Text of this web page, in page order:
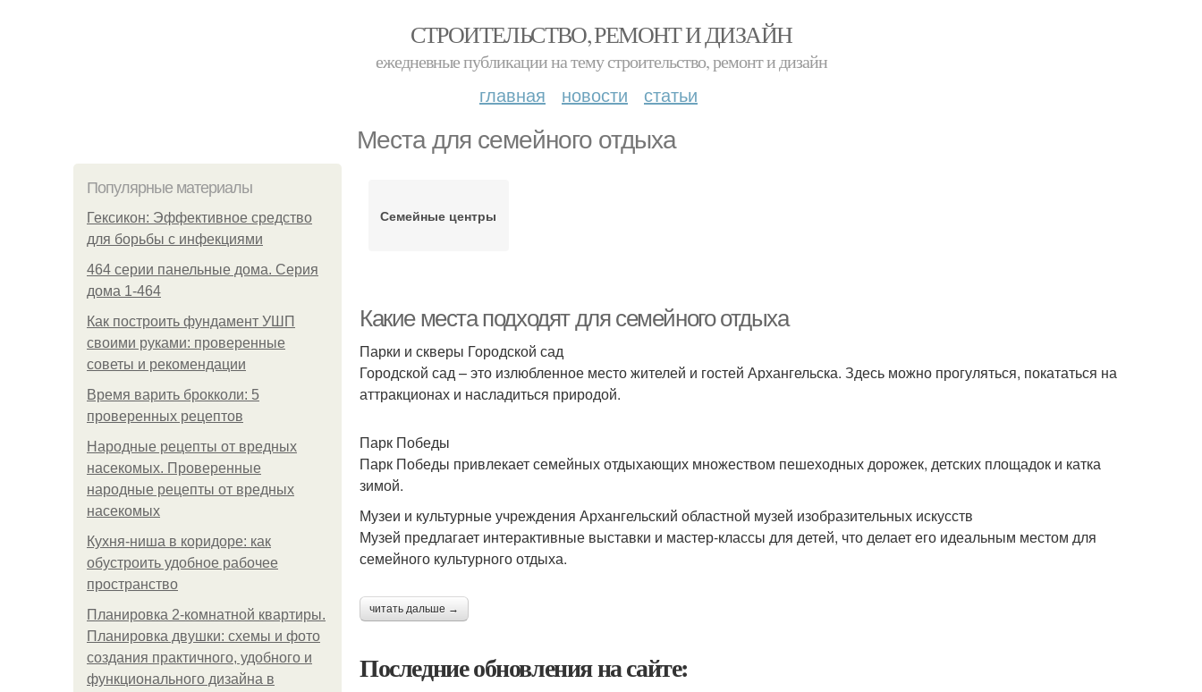
СТРОИТЕЛЬСТВО, РЕМОНТ И ДИЗАЙН
ежедневные публикации на тему строительство, ремонт и дизайн
главная новости статьи
Места для семейного отдыха
Популярные материалы
Гексикон: Эффективное средство
для борьбы с инфекциями
464 серии панельные дома. Серия
дома 1-464
Как построить фундамент УШП
своими руками: проверенные
советы и рекомендации
Время варить брокколи: 5
проверенных рецептов
Народные рецепты от вредных
насекомых. Проверенные
народные рецепты от вредных
насекомых
Кухня-ниша в коридоре: как
обустроить удобное рабочее
пространство
Планировка 2-комнатной квартиры.
Планировка двушки: схемы и фото
создания практичного, удобного и
функционального дизайна в
Семейные центры
Какие места подходят для семейного отдыха
Парки и скверы Городской сад
Городской сад – это излюбленное место жителей и гостей Архангельска. Здесь можно прогуляться, покататься на
аттракционах и насладиться природой.
Парк Победы
Парк Победы привлекает семейных отдыхающих множеством пешеходных дорожек, детских площадок и катка
зимой.
Музеи и культурные учреждения Архангельский областной музей изобразительных искусств
Музей предлагает интерактивные выставки и мастер-классы для детей, что делает его идеальным местом для
семейного культурного отдыха.
читать дальше →
Последние обновления на сайте: